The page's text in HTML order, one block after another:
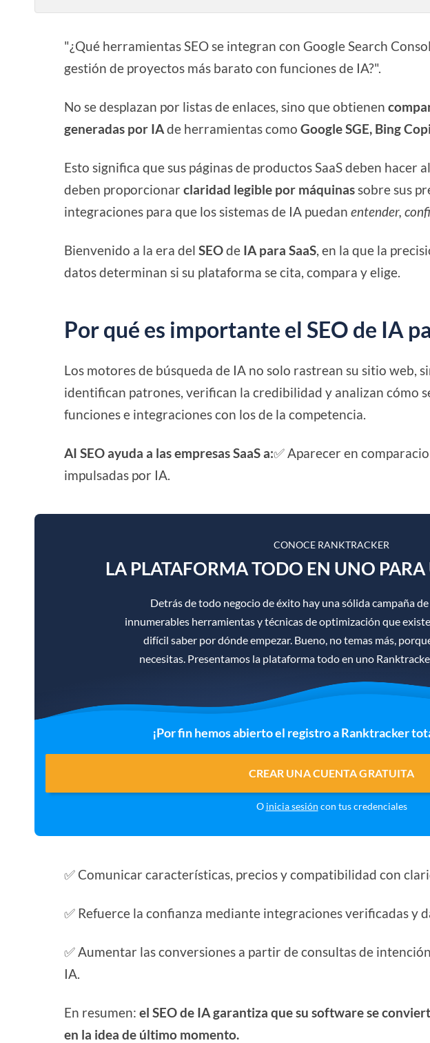
"¿Qué herramientas SEO se integran con Google Search
gestión de proyectos más barato con funciones de IA?".
No se desplazan por listas de enlaces, sino que obtienen
generadas por IAde herramientas comoGoogle SGE, Bing
Esto significa que sus páginas de productos SaaS deben hacer
deben proporcionarclaridad legible por máquinassobre sus
integraciones para que los sistemas de IA puedanentender,
Bienvenido a la era delSEOde IA para SaaS, en la que la
datos determinan si su plataforma se cita, compara y elige.
Por qué es importante el SEO de IA
Los motores de búsqueda de IA no solo rastrean su sitio web,
identifican patrones, verifican la credibilidad y analizan cómo
funciones e integraciones con los de la competencia.
AI SEO ayuda a las empresas SaaS a:✅ Aparecer en
impulsadas por IA.
CONOCE RANKTRACKER
LA PLATAFORMA TODO EN UNO PARA
Detrás de todo negocio de éxito hay una sólida campaña de
innumerables herramientas y técnicas de optimización que
difícil saber por dónde empezar. Bueno, no temas más,
necesitas. Presentamos la plataforma todo en uno
¡Por fin hemos abierto el registro a Ranktracker
CREAR UNA CUENTA GRATUITA
O inicia sesión con tus credenciales
✅ Comunicar características, precios y compatibilidad con
✅ Refuerce la confianza mediante integraciones verificadas y
✅ Aumentar las conversiones a partir de consultas de
IA.
En resumen:el SEO de IA garantiza que su software se
en la idea de último momento.